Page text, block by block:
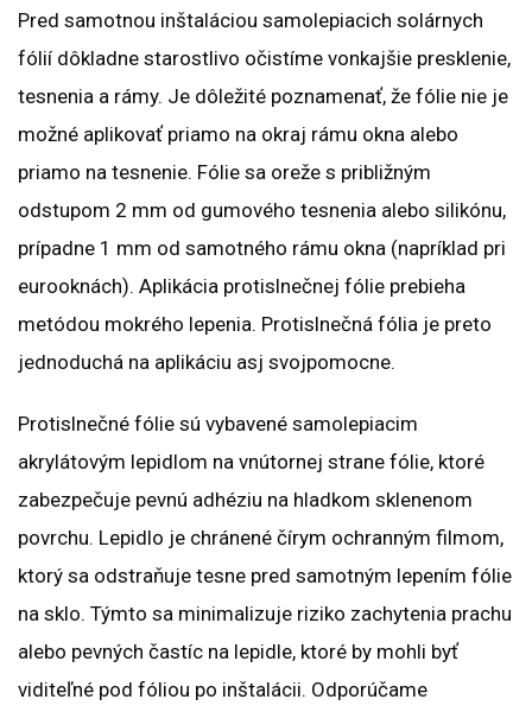
Pred samotnou inštaláciou samolepiacich solárnych
fólií dôkladne starostlivo očistíme vonkajšie presklenie,
tesnenia a rámy. Je dôležité poznamenať, že fólie nie je
možné aplikovať priamo na okraj rámu okna alebo
priamo na tesnenie. Fólie sa oreže s približným
odstupom 2 mm od gumového tesnenia alebo silikónu,
prípadne 1 mm od samotného rámu okna (napríklad pri
eurooknách). Aplikácia protislnečnej fólie prebieha
metódou mokrého lepenia. Protislnečná fólia je preto
jednoduchá na aplikáciu asj svojpomocne.
Protislnečné fólie sú vybavené samolepiacim
akrylátovým lepidlom na vnútornej strane fólie, ktoré
zabezpečuje pevnú adhéziu na hladkom sklenenom
povrchu. Lepidlo je chránené čírym ochranným filmom,
ktorý sa odstraňuje tesne pred samotným lepením fólie
na sklo. Týmto sa minimalizuje riziko zachytenia prachu
alebo pevných častíc na lepidle, ktoré by mohli byť
viditeľné pod fóliou po inštalácii. Odporúčame